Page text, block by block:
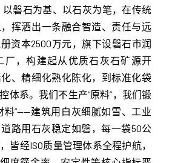
以磐石为基、以石灰为笔，在传统
挥洒出一条融合智造、责任与远
资本2500万元，旗下设磐石市润
厂，构建起从优质石灰石矿源开
、精细化熟化陈化，到标准化袋
体系。我们不生产“原料”，我们锻
料”——建筑用白灰细腻如雪、工业
路用石灰稳定如磐，每一袋50公
皆经ISO质量管理体系全程护航，